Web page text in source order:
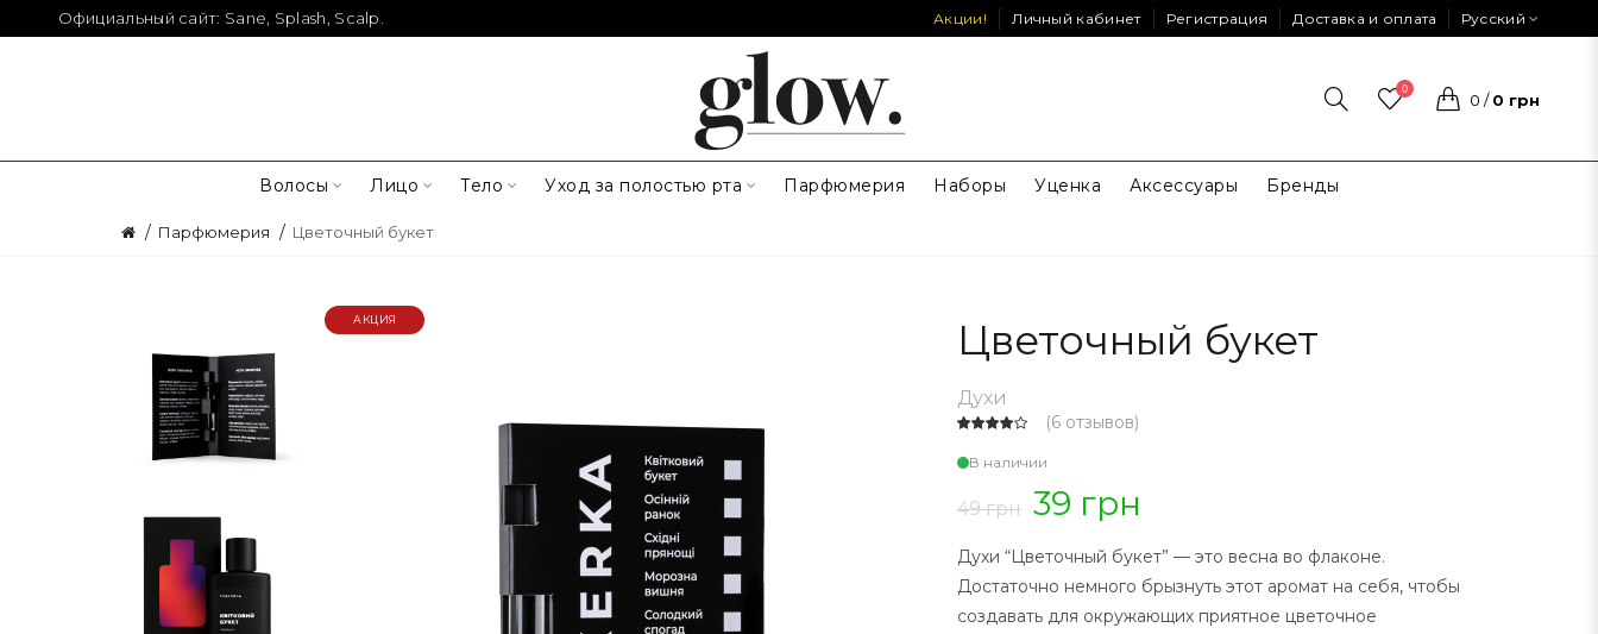
Официальный сайт: Sane Splash Scalp Акции! Личный кабинет Регистрация Доставка и оплата Русский
0
0 / 0 грн
Волосы Лицо Тело Уход за полостью рта Парфюмерия Наборы Уценка Аксессуары Бренды
Парфюмерия Цветочный букет
АКЦИЯ Цветочный букет
Духи
(6 отзывов)
В наличии
49 грн 39 грн
Духи “Цветочный букет” — это весна во флаконе.
Достаточно немного брызнуть этот аромат на себя, чтобы
создавать для окружающих приятное цветочное